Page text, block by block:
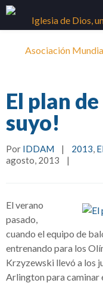
El plan
suyo!
Por IDDAM | 2013,
agosto, 2013 |
El verano
pasado,
cuando el equipo de
entrenando para los
Krzyzewski llevó a los
Arlington para caminar